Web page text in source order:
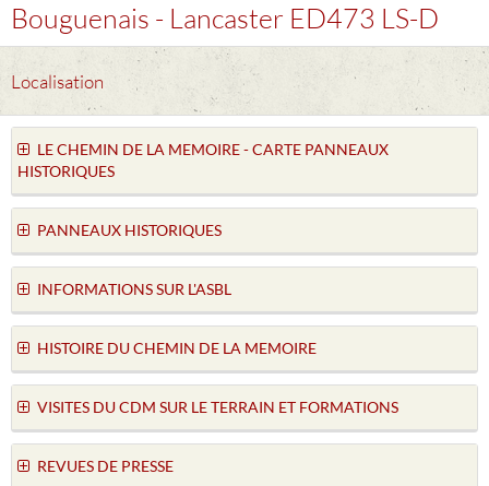
Bouguenais - Lancaster ED473 LS-D
Localisation
LE CHEMIN DE LA MEMOIRE - CARTE PANNEAUX
HISTORIQUES
PANNEAUX HISTORIQUES
INFORMATIONS SUR L'ASBL
HISTOIRE DU CHEMIN DE LA MEMOIRE
VISITES DU CDM SUR LE TERRAIN ET FORMATIONS
REVUES DE PRESSE